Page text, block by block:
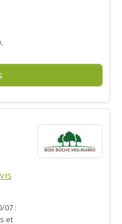
07 :
et